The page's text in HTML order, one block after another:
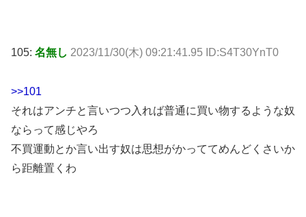
105: 名無し 2023/11/30(木) 09:21:41.95 ID:S4T30YnT0
>>101
それはアンチと言いつつ入れば普通に買い物するような奴
ならって感じやろ
不買運動とか言い出す奴は思想がかっててめんどくさいか
ら距離置くわ